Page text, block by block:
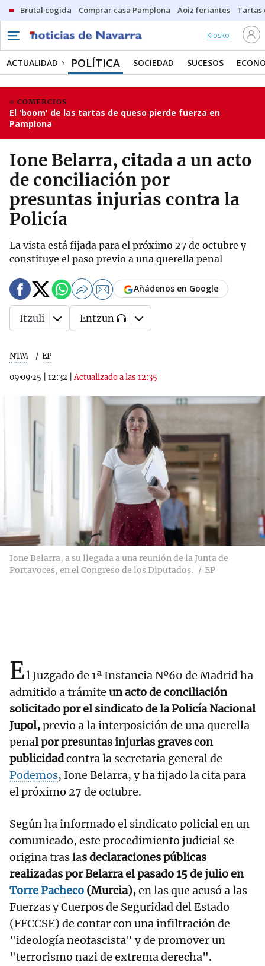
Brutal cogida Comprar casa Pamplona Aoiz feriantes Tartas
Kiosko
ACTUALIDAD POLÍTICA SOCIEDAD SUCESOS
COMERCIOS
El 'boom' de las tartas de queso pierde fuerza en
Pamplona
Ione Belarra, citada a un acto
de conciliación por
presuntas injurias contra la
Policía
La vista está fijada para el próximo 27 de octubre y
constituye el paso previo a una querella penal
NTM EP
09·09·25 12:32 |Actualizado a las 12:35
Añádenos en Google
Itzuli Entzun
Ione Belarra, a su llegada a una reunión de la Junta de
Portavoces, en el Congreso de los Diputados.
EP
El Juzgado de 1ª Instancia Nº60 de Madrid ha
admitido a trámite un acto de conciliación
solicitado por el sindicato de la Policía Nacional
Jupol,previo a la interposición de una querella
penal por presuntas injurias graves con
publicidadcontra la secretaria general de
Podemos, Ione Belarra, y ha fijado la cita para
el próximo 27 de octubre.
Según ha informado el sindicato policial en un
comunicado, este procedimiento judicial se
origina tras las declaraciones públicas
realizadas por Belarra el pasado 15 de julio en
Torre Pacheco (Murcia),en las que acusó a las
Fuerzas y Cuerpos de Seguridad del Estado
(FFCCSE) de contar con una infiltración de
"ideología neofascista" y de promover un
"terrorismo nazi de extrema derecha".